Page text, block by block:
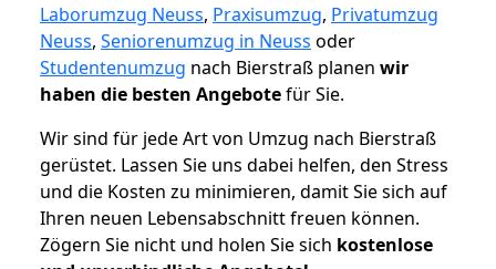
Laborumzug Neuss, Praxisumzug, Privatumzug
Neuss, Seniorenumzug in Neuss oder
Studentenumzug nach Bierstraß planen wir
haben die besten Angebotefür Sie.
Wir sind für jede Art von Umzug nach Bierstraß
gerüstet. Lassen Sie uns dabei helfen, den Stress
und die Kosten zu minimieren, damit Sie sich auf
Ihren neuen Lebensabschnitt freuen können.
Zögern Sie nicht und holen Sie sich kostenlose